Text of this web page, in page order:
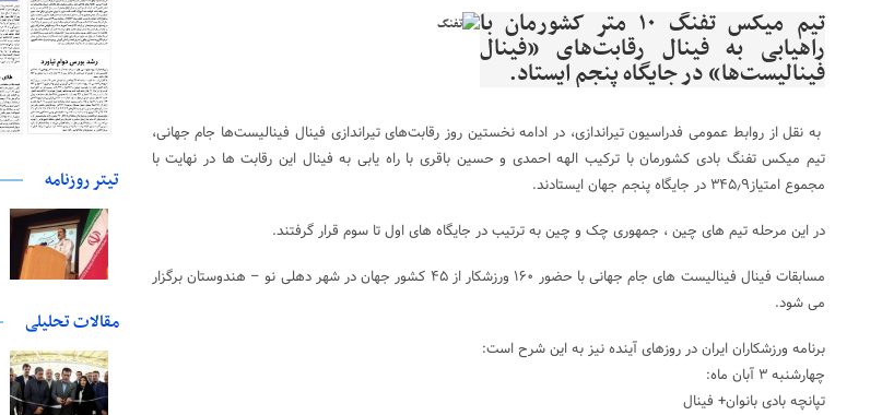
تیم میکس تفنگ ۱۰ متر کشورمان با
راهیابی به فینال رقابت‌های «فینال
فینالیست‌ها» در جایگاه پنجم ایستاد.
به نقل از روابط عمومی فدراسیون تیراندازی، در ادامه نخستین روز رقابت‌های تیراندازی فینال فینالیست‌ها جام جهانی،
تیم میکس تفنگ بادی کشورمان با ترکیب الهه احمدی و حسین باقری با راه یابی به فینال این رقابت ها در نهایت با
مجموع امتیاز۳۴۵٫۹ در جایگاه پنجم جهان ایستادند.
در این مرحله تیم های چین ، جمهوری چک و چین به ترتیب در جایگاه های اول تا سوم قرار گرفتند.
مسابقات فینال فینالیست های جام جهانی با حضور ۱۶۰ ورزشکار از ۴۵ کشور جهان در شهر دهلی نو – هندوستان برگزار
می شود.
برنامه ورزشکاران ایران در روزهای آینده نیز به این شرح است:
چهارشنبه ۳ آبان ماه:
تپانچه بادی بانوان+ فینال
تیتر روزنامه
مقالات تحلیلی